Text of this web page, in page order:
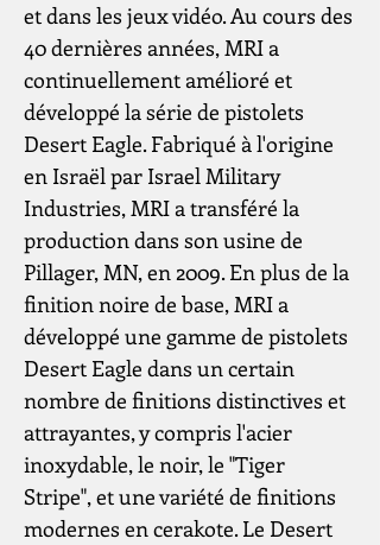
et dans les jeux vidéo. Au cours des
40 dernières années, MRI a
continuellement amélioré et
développé la série de pistolets
Desert Eagle. Fabriqué à l'origine
en Israël par Israel Military
Industries, MRI a transféré la
production dans son usine de
Pillager, MN, en 2009. En plus de la
finition noire de base, MRI a
développé une gamme de pistolets
Desert Eagle dans un certain
nombre de finitions distinctives et
attrayantes, y compris l'acier
inoxydable, le noir, le "Tiger
Stripe", et une variété de finitions
modernes en cerakote. Le Desert